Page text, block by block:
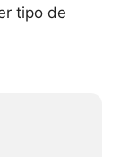
tipo de